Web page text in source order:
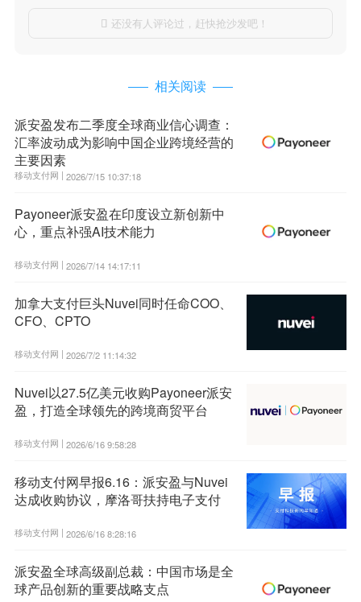
 还没有人评论过，赶快抢沙发吧！
相关阅读
派安盈发布二季度全球商业信心调查：
汇率波动成为影响中国企业跨境经营的
主要因素
移动支付网 | 2026/7/15 10:37:18
Payoneer派安盈在印度设立新创新中
心，重点补强AI技术能力
移动支付网 | 2026/7/14 14:17:11
加拿大支付巨头Nuvei同时任命COO、
CFO、CPTO
移动支付网 | 2026/7/2 11:14:32
Nuvei以27.5亿美元收购Payoneer派安
盈，打造全球领先的跨境商贸平台
移动支付网 | 2026/6/16 9:58:28
移动支付网早报6.16：派安盈与Nuvei
达成收购协议，摩洛哥扶持电子支付
移动支付网 | 2026/6/16 8:28:16
派安盈全球高级副总裁：中国市场是全
球产品创新的重要战略支点